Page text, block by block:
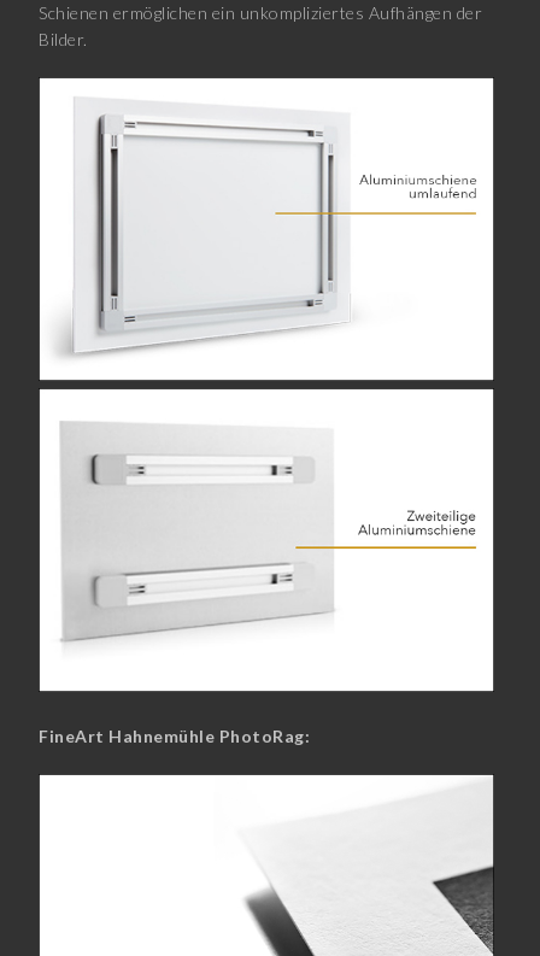
Schienen ermöglichen ein unkompliziertes Aufhängen der
Bilder.
FineArt Hahnemühle PhotoRag: